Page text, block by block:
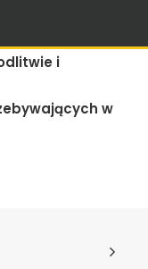
i
w